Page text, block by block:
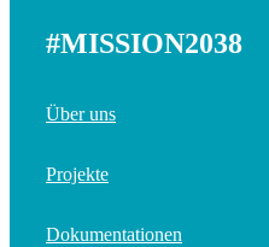
#MISSION2038
Über uns
Projekte
Dokumentationen